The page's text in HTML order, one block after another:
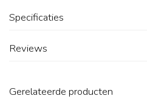
Specificaties
Reviews
Gerelateerde producten